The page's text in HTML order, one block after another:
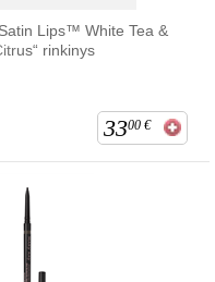
„Satin Lips™ White Tea &
rinkinys
3300 €